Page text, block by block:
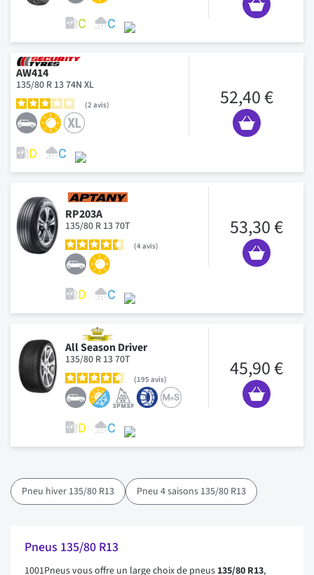
AW414
135/80 R 13 74N XL
2 avis 52,40 €
RP203A
135/80 R 13 70T
4avis
53,30 €
All Season Driver
135/80 R 13 70T
195 avis 45,90 €
Pneu hiver 135/80 R13 Pneu 4 saisons 135/80 R13
Pneus 135/80 R13
1001Pneus vous offre un large choix de pneus 135/80 R13,